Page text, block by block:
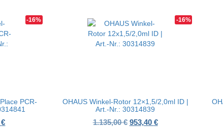
-16%
PCR-
Preis war: 695,00 €
€Aktueller Preis ist: 583,80 €.
-16%
OHAUS Winkel-Rotor 12×1,5/2,0ml ID |
Art.-Nr.: 30314839
1.135,00€ Ursprünglicher Preis war:
953,40 €Aktueller Preis ist: